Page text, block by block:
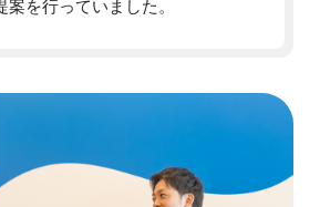
を行っていました。